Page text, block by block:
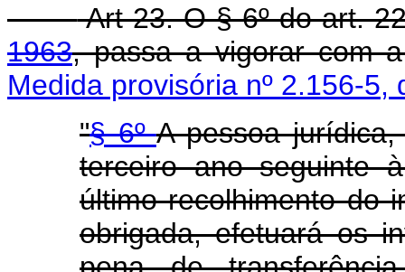
Art 23. O § 6º do art.
1963, passa a vigorar com
Medida provisória nº 2.156-5,
"§ 6ºA pessoa
terceiro ano seguinte
último recolhimento do
obrigada, efetuará os